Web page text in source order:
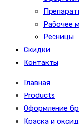
Рабочее
Ресницы
Скидки
Контакты
Главная
Products
Оформление
Краска и оксид